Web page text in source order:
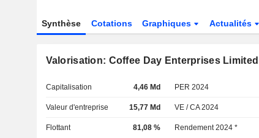
Synthèse Cotations Graphiques Actualités
Valorisation: Coffee Day Enterprises Limited
Capitalisation 4,46 Md PER 2024
Valeur d'entreprise 15,77 Md VE / CA 2024
Flottant 81,08 % Rendement 2024 *